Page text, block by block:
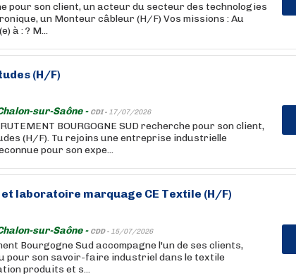
pour son client, un acteur du secteur des technologies
un Monteur câbleur (H/F) Vos missions : Au
à : ? M...
(H/F)
sur-Saône - CDI - 17/07/2026
BOURGOGNE SUD recherche pour son client,
(H/F). Tu rejoins une entreprise industrielle
pour son expe...
laboratoire marquage CE Textile (H/F)
sur-Saône - CDD - 15/07/2026
Bourgogne Sud accompagne l'un de ses clients,
pour son savoir-faire industriel dans le textile
produits et s...